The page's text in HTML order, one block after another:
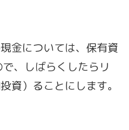
金については、保有資
、しばらくしたらリ
資）ることにします。